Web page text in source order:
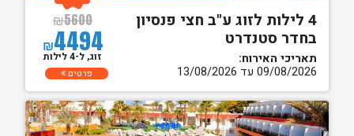
4 לילות לזוג ע"ב חצי פנסיון
בחדר סטנדרט
תאריכי האירוח:
09/08/2026 עד 13/08/2026
₪5600
₪4494
זוג, ל-4 לילות
פרטים